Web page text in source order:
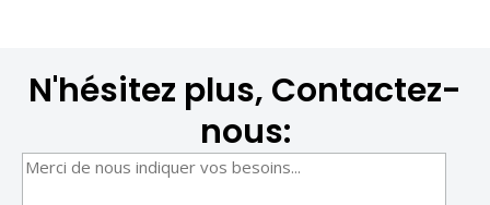
N'hésitez plus, Contactez-
nous: